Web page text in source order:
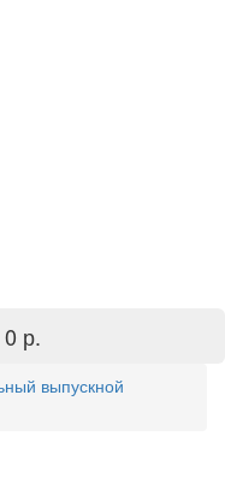
0 р.
выпускной